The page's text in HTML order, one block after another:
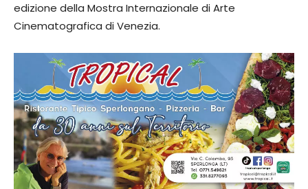
edizione della Mostra Internazionale di Arte
Cinematografica di Venezia.